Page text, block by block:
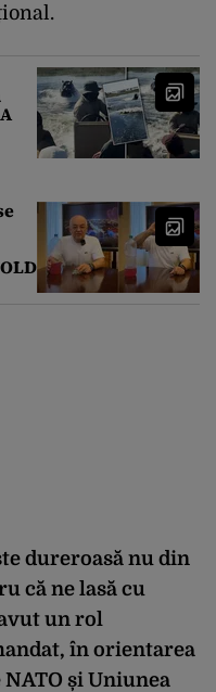
dureroasă nu din
că ne lasă cu
un rol
în orientarea
și Uniunea